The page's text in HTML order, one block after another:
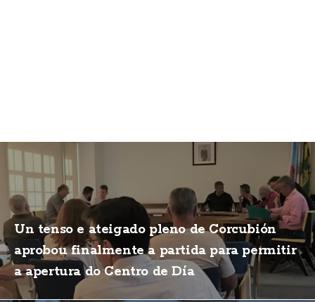
Un tenso e ateigado pleno de Corcubión
aprobou finalmente a partida para permitir
a apertura do Centro de Día